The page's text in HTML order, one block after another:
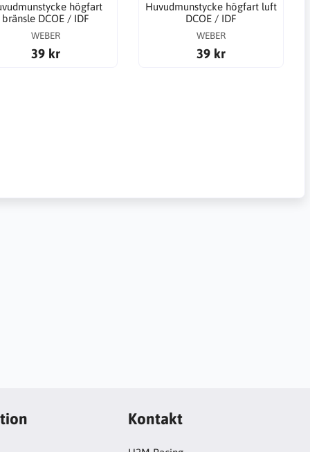
högfart
bränsle DCOE / IDF
WEBER
39 kr
Huvudmunstycke högfart luft
DCOE / IDF
WEBER
39 kr
Kontakt